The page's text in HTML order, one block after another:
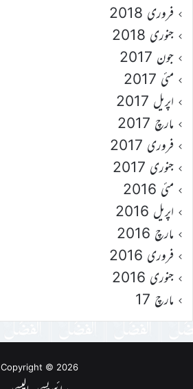
فروری 2018
جنوری 2018
جون 2017
مئی 2017
اپریل 2017
مارچ 2017
فروری 2017
جنوری 2017
مئی 2016
اپریل 2016
مارچ 2016
فروری 2016
جنوری 2016
مارچ 17
Copyright © 2026